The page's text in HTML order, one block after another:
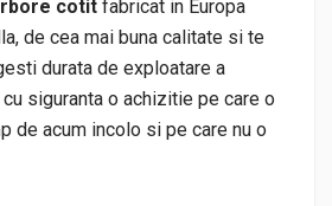
cotit fabricat in Europa
de cea mai buna calitate si te
durata de exploatare a
siguranta o achizitie pe care o
de acum incolo si pe care nu o